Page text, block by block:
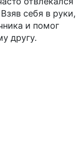
себя в руки,
и помог
другу.